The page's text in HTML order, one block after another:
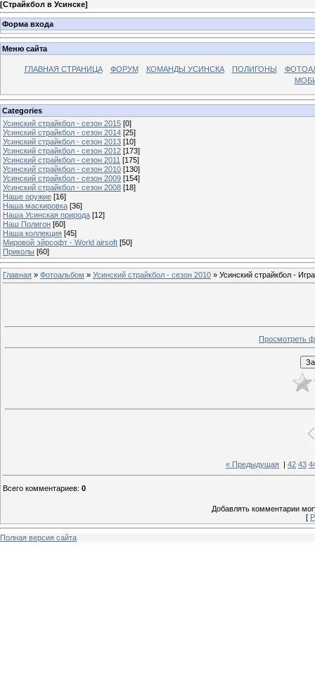
[Страйкбол в Усинске]
Форма входа
Меню сайта
ГЛАВНАЯ СТРАНИЦА ФОРУМ КОМАНДЫ УСИНСКА ПОЛИГОНЫ
Categories
Усинский страйкбол - сезон 2015 [0]
Усинский страйкбол - сезон 2014 [25]
Усинский страйкбол - сезон 2013 [10]
Усинский страйкбол - сезон 2012 [173]
Усинский страйкбол - сезон 2011 [175]
Усинский страйкбол - сезон 2010 [130]
Усинский страйкбол - сезон 2009 [154]
Усинский страйкбол - сезон 2008 [18]
Наше оружие [16]
Наша маскировка [36]
Наша Усинская природа [12]
Наш Полигон [60]
Наша коллекция [45]
Мировой эйрсофт - World airsoft [50]
Приколы [60]
Главная » Фотоальбом » Усинский страйкбол - сезон 2010 » Усинский страйкбол -
Просмотреть
« Предыдущая 42 43
Всего комментариев: 0
Добавлять комментарии
[
Полная версия сайта